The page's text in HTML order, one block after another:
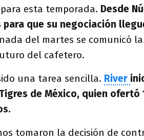
esta temporada. Desde
que su negociación
del martes se comunicó
del cafetero.
una tarea sencilla. River
de México, quien ofertó
tomaron la decisión de